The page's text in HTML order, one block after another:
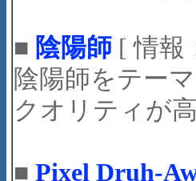
■ 陰陽師 [ 情報
陰陽師をテー
クオリティが
■ Pixel Druh-